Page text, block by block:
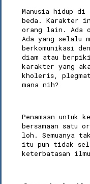
Manusia hidup
beda. Karakter
orang lain. Ada
Ada yang selalu
berkomunikasi
diam atau
karakter yang
kholeris,
mana nih?
Penamaan
bersamaan satu
loh. Semuanya
itu pun tidak
keterbatasan